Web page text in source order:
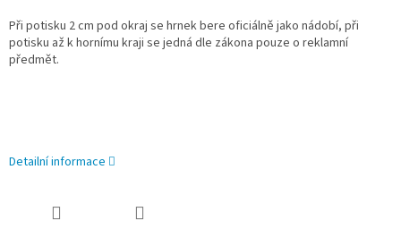
Při potisku 2 cm pod okraj se hrnek bere oficiálně jako nádobí, při
potisku až k hornímu kraji se jedná dle zákona pouze o reklamní
předmět.
Detailní informace